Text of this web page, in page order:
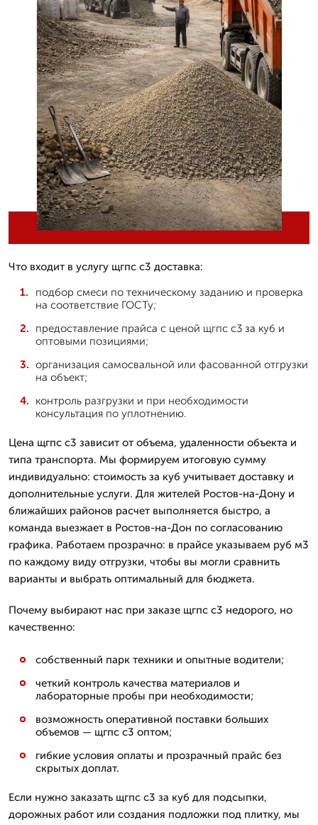
Что входит в услугу щгпс с3 доставка:
подбор смеси по техническому заданию и проверка
на соответствие ГОСТу;
предоставление прайса с ценой щгпс с3 за куб и
оптовыми позициями;
организация самосвальной или фасованной отгрузки
на объект;
контроль разгрузки и при необходимости
консультация по уплотнению.
Цена щгпс с3 зависит от объема, удаленности объекта и
типа транспорта. Мы формируем итоговую сумму
индивидуально: стоимость за куб учитывает доставку и
дополнительные услуги. Для жителей Ростов-на-Дону и
ближайших районов расчет выполняется быстро, а
команда выезжает в Ростов-на-Дон по согласованию
графика. Работаем прозрачно: в прайсе указываем руб м3
по каждому виду отгрузки, чтобы вы могли сравнить
варианты и выбрать оптимальный для бюджета.
Почему выбирают нас при заказе щгпс с3 недорого, но
качественно:
собственный парк техники и опытные водители;
четкий контроль качества материалов и
лабораторные пробы при необходимости;
возможность оперативной поставки больших
объемов — щгпс с3 оптом;
гибкие условия оплаты и прозрачный прайс без
скрытых доплат.
Если нужно заказать щгпс с3 за куб для подсыпки,
дорожных работ или создания подложки под плитку, мы